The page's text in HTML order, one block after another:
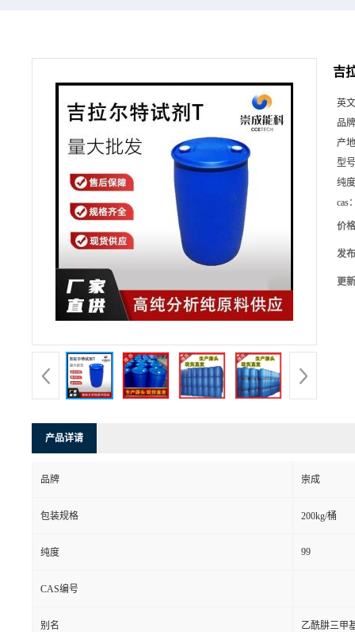
吉
英
品
产
型
纯
cas
价
发
更
产品详请
品牌 崇成
包装规格 200kg/桶
纯度 99
CAS编号
别名 乙酰肼三甲